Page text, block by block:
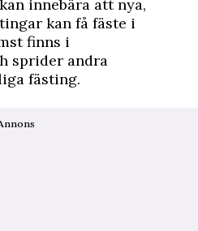
innebära att nya,
kan få fäste i
finns i
sprider andra
fästing.